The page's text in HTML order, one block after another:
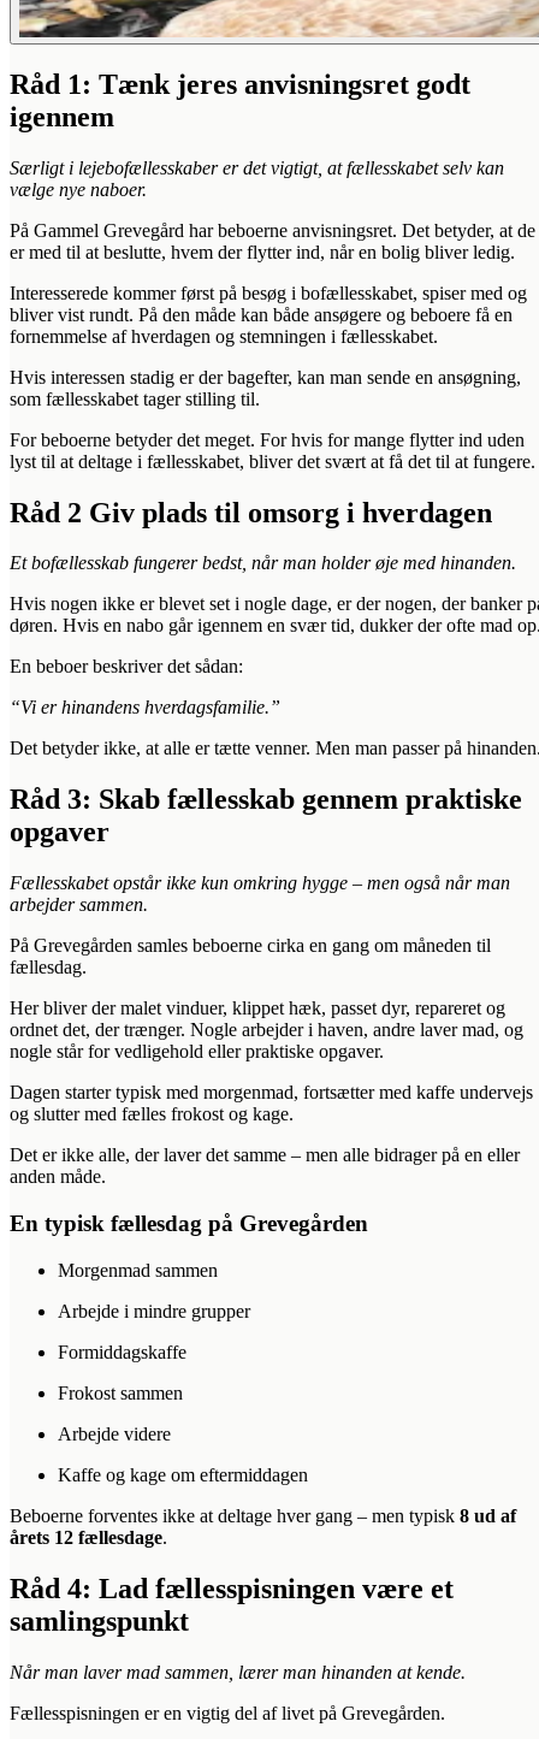
Råd 1: Tænk jeres anvisningsret godt
igennem
Særligt i lejebofællesskaber er det vigtigt, at fællesskabet selv kan
vælge nye naboer.
På Gammel Grevegård har beboerne anvisningsret. Det betyder, at de
er med til at beslutte, hvem der flytter ind, når en bolig bliver ledig.
Interesserede kommer først på besøg i bofællesskabet, spiser med og
bliver vist rundt. På den måde kan både ansøgere og beboere få en
fornemmelse af hverdagen og stemningen i fællesskabet.
Hvis interessen stadig er der bagefter, kan man sende en ansøgning,
som fællesskabet tager stilling til.
For beboerne betyder det meget. For hvis for mange flytter ind uden
lyst til at deltage i fællesskabet, bliver det svært at få det til at fungere.
Råd 2 Giv plads til omsorg i hverdagen
Et bofællesskab fungerer bedst, når man holder øje med hinanden.
Hvis nogen ikke er blevet set i nogle dage, er der nogen, der banker
døren. Hvis en nabo går igennem en svær tid, dukker der ofte mad
En beboer beskriver det sådan:
“Vi er hinandens hverdagsfamilie.”
Det betyder ikke, at alle er tætte venner. Men man passer på
Råd 3: Skab fællesskab gennem praktiske
opgaver
Fællesskabet opstår ikke kun omkring hygge – men også når man
arbejder sammen.
På Grevegården samles beboerne cirka en gang om måneden til
fællesdag.
Her bliver der malet vinduer, klippet hæk, passet dyr, repareret og
ordnet det, der trænger. Nogle arbejder i haven, andre laver mad, og
nogle står for vedligehold eller praktiske opgaver.
Dagen starter typisk med morgenmad, fortsætter med kaffe undervejs
og slutter med fælles frokost og kage.
Det er ikke alle, der laver det samme – men alle bidrager på en eller
anden måde.
En typisk fællesdag på Grevegården
Morgenmad sammen
Arbejde i mindre grupper
Formiddagskaffe
Frokost sammen
Arbejde videre
Kaffe og kage om eftermiddagen
Beboerne forventes ikke at deltage hver gang – men typisk 8 ud af
årets 12 fællesdage.
Råd 4: Lad fællesspisningen være et
samlingspunkt
Når man laver mad sammen, lærer man hinanden at kende.
Fællesspisningen er en vigtig del af livet på Grevegården.